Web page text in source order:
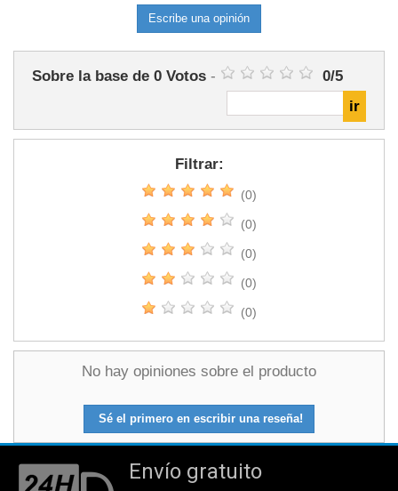
Escribe una opinión
Sobre la base de 0 Votos - 0/5
Filtrar:
(0)
(0)
(0)
(0)
(0)
No hay opiniones sobre el producto
Sé el primero en escribir una reseña!
Envío gratuito